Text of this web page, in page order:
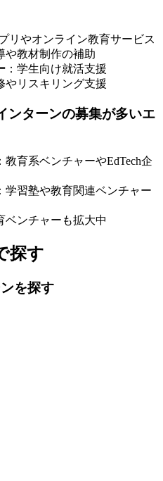
リやオンライン教育サービス
や教材制作の補助
：学生向け就活支援
やリスキリング支援
ンターンの募集が多いエ
：教育系ベンチャーやEdTech企
：学習塾や教育関連ベンチャー
ベンチャーも拡大中
探す
を探す